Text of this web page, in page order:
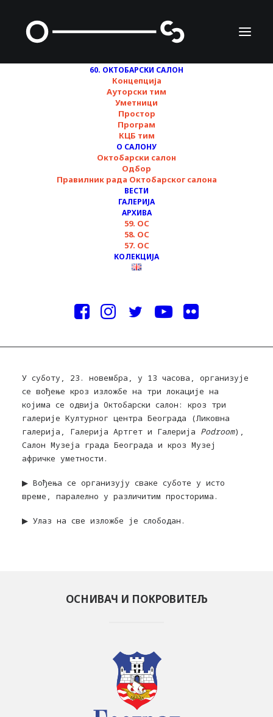
60. ОКТОБАРСКИ САЛОН
Концепција
Ауторски тим
Уметници
Простор
Програм
КЦБ тим
О САЛОНУ
Октобарски салон
Одбор
Правилник рада Октобарског салона
ВЕСТИ
ГАЛЕРИЈА
АРХИВА
59. ОС
58. ОС
57. ОС
КОЛЕКЦИЈА
ВОЂЕЊЕ КРОЗ
ИЗЛОЖБЕ ▪︎ Субота,
23. новембар ▪︎ 60.
Октобарски салон
18/11/2024
У суботу, 23. новембра, у 13 часова, организује
се вођење кроз изложбе на три локације на
којима се одвија Октобарски салон: кроз три
галерије Културног центра Београда (Ликовна
галерија, Галерија Артгет и Галерија Podroom),
Салон Музеја града Београда и кроз Музеј
афричке уметности.
▶ Вођења се организују сваке суботе у исто
време, паралелно у различитим просторима.
▶ Улаз на све изложбе је слободан.
ОСНИВАЧ И ПОКРОВИТЕЉ